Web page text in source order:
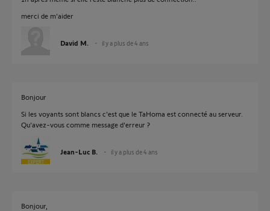
merci de m'aider
David M. il y a plus de 4 ans
Bonjour
Si les voyants sont blancs c'est que le TaHoma est connecté au serveur.
Qu'avez-vous comme message d'erreur ?
Jean-Luc B. il y a plus de 4 ans
Bonjour,